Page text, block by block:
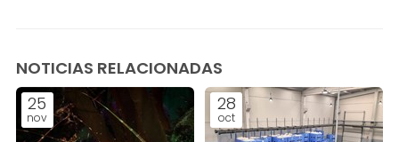
NOTICIAS RELACIONADAS
25
nov
28
oct